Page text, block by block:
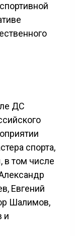
ДС
спорта,
в том числе
Евгений
Шалимов,
и